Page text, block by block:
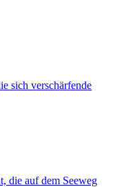
sich verschärfende
die auf dem Seeweg